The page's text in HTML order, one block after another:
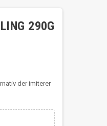
290G
der imiterer